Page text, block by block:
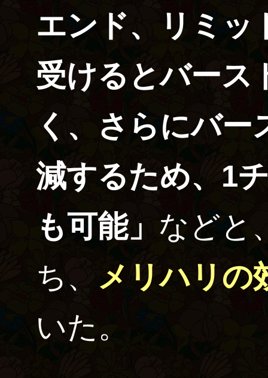
エンド、リミッ
受けるとバース
く、さらにバー
減するため、1
も可能」 などと
ち、 メリハリの
いた。